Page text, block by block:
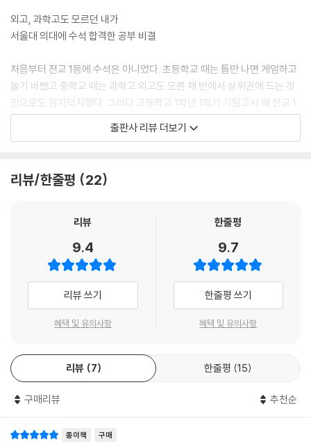
사람은 이미 승부가 정해져 있다고 판단되는 시합에서는 의욕을 완전히 상
고 생각해 버리면 그것은 그냥 공부를 포기하는 것이다. 지난번 시험에서 1
등을 한 학생이 이번 시험에서도 1등을 하는 것이 당연하다고 생각해 버리
면 정말로 그렇게 된다. 그러니 지금 자신의 머리가 좋은가 나쁜가 따지고
있다면 당장 멈추기를 바란다. 그것은 공부를 회피하기 위해 변명거리를
찾는 것뿐이다. 지금 이 상태로 머물러 있으려는 사람에게 특별한 날은 결
소한 교과서 3회독을 마쳐야 한다는 조바심이 있었다. 계획한 공부 양을
채우는 속도가 지지부진한데 시험 날이 하루하루 다가오면 조바심은 더욱
커졌다. 그 조바심 덕분에 나는 계획대로 완수할 수 있었다. 서울대 의대에
서는 이런 상태를 두고 ‘후달리다’라고 표현했다. 후달림이 커지면, 그러니
까 조바심이 나면 몰입도가 높아진다. 찰나의 시간도 허투루 보내지 않고
그저 공부에만 빠져들게 된다. 그러니 계획대로 공부를 할 수 있게 된다.
--- 「공부 고수들의 6가지 남다른 자기관리 비법」 중에서
공부는 자신이 모르는 부분을 채워 나가는 과정이라고도 할 수 있지 않겠
는가. 그런데 책을 읽거나 강의만 들으면 자신이 무엇을 모르는지 정확히
모른다. 내용을 잘못 이해하고 있어도 알 길이 없다. 하지만 문제를 많이 풀
셈이다. 비약하자면, 질문을 통해 상대가 자신의 무지를 깨닫게 하는 소크
외고, 과학고도 모르던 내가
서울대 의대에 수석 합격한 공부 비결
처음부터 전교 1등에 수석은 아니었다. 초등학교 때는 틈만 나면 게임하고
놀기 바빴고 중학교 때는 과학고 외고도 모른 채 반에서 상위권에 드는 것
만으로도 감지덕지했다. 그러다 고등학교 1학년 1학기 기말고사 때 전교 1
등을 차지하면서 모든 것이 바뀌었다. 선생님과 친구들이 자신을 보는 시
선이 달라졌다. 자신이 남들보다 잘하는 재주가 하나는 있다는 사실을 깨
서울대 의예과 수석 합격까지 해낼 수 있는 큰 계기가 되었다.
받았던 것도 아니었는데 어떻게 공부했기에 이런 성과를 거둘 수 있었을
부의 양’에 있었다.
우리가 종종 잊어버리는 사실이 있다. 공부는 어디까지나 목표가 아니라
도구가 되어야 한다는 사실이다. 입시나 각종 자격증 등 사회에서 당당한
생활인으로 살아가기 위한 토대를 만드는 것이라면 공부는 더더욱 쓸모가
있다. 그리고 공부의 본질은 ‘혼자 하는 데’있다. 저자는 공부의 쓸모를 깨
법을 학생들에게 따로 정리해 줄 필요성을 느껴 이 책『공부의 쓸모』를 펴
냈다.
『공부의 쓸모』는 입시에서 최고의 정점을 찍었다고 볼 수 있는 저자가 직
접 시행착오를 거치며 성과를 증명한 공부법들이다. 현실적이고 실질적인
고의 혼자 공부 바이블’이라 할 수 있다. 학원과 인강에 지친 학생들, 공부
출판사 리뷰 더보기
리뷰/한줄평 22
리뷰
9.4
리뷰 쓰기
혜택 및 유의사항
한줄평
9.7
한줄평 쓰기
혜택 및 유의사항
리뷰 7 한줄평 15
구매리뷰 추천순
종이책 구매